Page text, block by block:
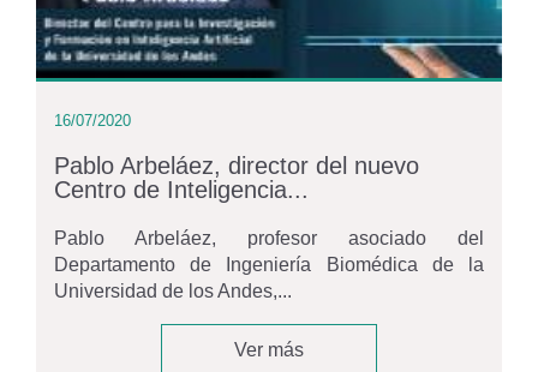
16/07/2020
Pablo Arbeláez, director del nuevo
Centro de Inteligencia...
Pablo Arbeláez, profesor asociado del
Departamento de Ingeniería Biomédica de la
Universidad de los Andes,...
Ver más